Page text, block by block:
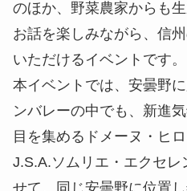
のほか、野菜農家からも
お話を楽しみながら、信
いただけるイベントです。
本イベントでは、安曇野
ンバレーの中でも、新進
目を集めるドメーヌ・ヒ
J.S.A.ソムリエ・エクセ